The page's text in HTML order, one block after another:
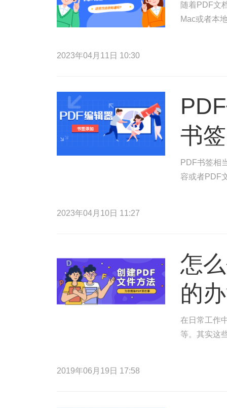
随着PDF文
Mac或者本
2023年04月11日 10:30
书
PDF书签相
容或者PDF
2023年04月10日 11:27
怎
的
在日常工作
等。其实这
2019年06月19日 17:58